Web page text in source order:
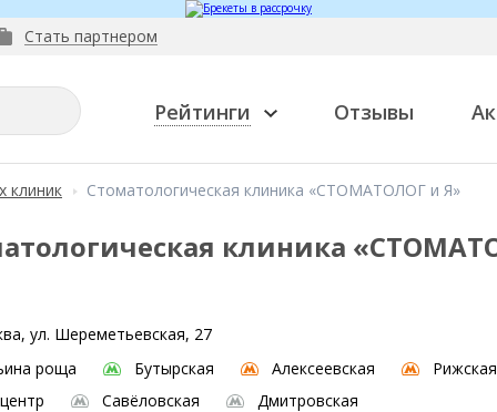
Стать партнером
Рейтинги Отзывы
клиник Стоматологическая клиника «СТОМАТОЛОГ и Я»
клиника
ул. Шереметьевская, 27
роща
Бутырская Алексеевская
Рижская
Савёловская
Дмитровская